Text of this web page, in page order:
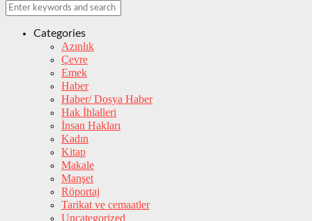
Categories
Azınlık
Çevre
Emek
Haber
Haber/ Dosya Haber
Hak İhlalleri
İnsan Hakları
Kadın
Kitap
Makale
Manşet
Röportaj
Tarikat ve cemaatler
Uncategorized